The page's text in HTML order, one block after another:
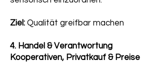
Ziel: Qualität greifbar machen
4. Handel & Verantwortung
Kooperativen, Privatkauf & Preise